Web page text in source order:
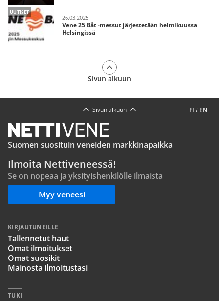
UUTISET
26.03.2025
Vene 25 Båt -messut järjestetään helmikuussa
Helsingissä
Sivun alkuun
FI / EN
Sivun alkuun
Suomen suosituin veneiden markkinapaikka
Ilmoita Nettiveneessä!
Se on nopeaa ja yksityishenkilölle ilmaista
Myy veneesi
KIRJAUTUNEILLE
Tallennetut haut
Omat ilmoitukset
Omat suosikit
Mainosta ilmoitustasi
TUKI